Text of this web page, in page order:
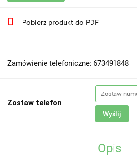
Pobierz produkt do PDF
Zamówienie telefoniczne: 673491848
Zostaw telefon
Wyślij
Opis